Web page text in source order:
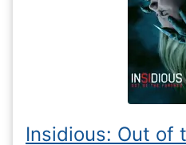
Insidious: Out of